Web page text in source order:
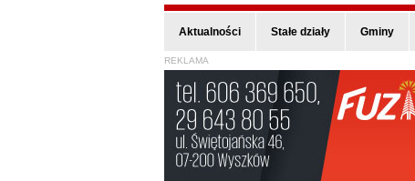
Aktualności Stałe działy Gminy
REKLAMA